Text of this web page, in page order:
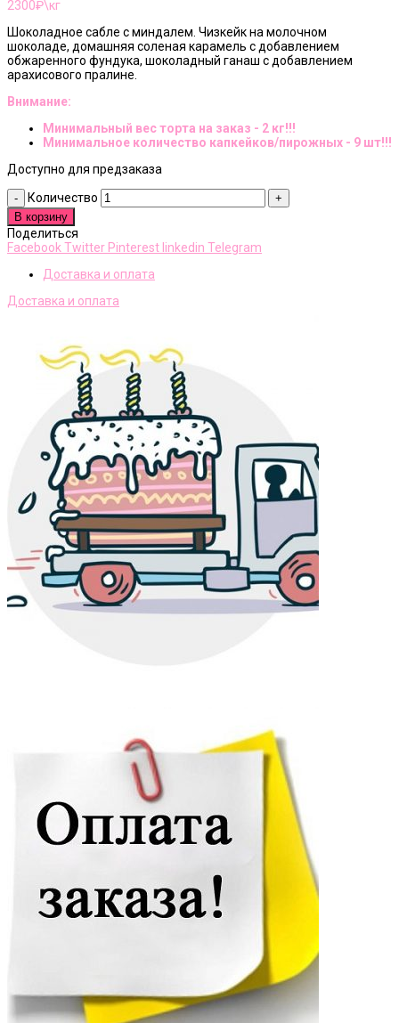
2300₽\кг
Шоколадное сабле с миндалем. Чизкейк на молочном
шоколаде, домашняя соленая карамель с добавлением
обжаренного фундука, шоколадный ганаш с добавлением
арахисового пралине.
Внимание:
Минимальный вес торта на заказ - 2 кг!!!
Минимальное количество капкейков/пирожных - 9 шт!!!
Доступно для предзаказа
Количество
В корзину
Поделиться
Facebook Twitter Pinterest linkedin Telegram
Доставка и оплата
Доставка и оплата